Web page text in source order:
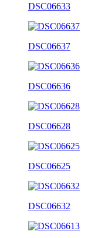
DSC06633
DSC06637
DSC06636
DSC06628
DSC06625
DSC06632